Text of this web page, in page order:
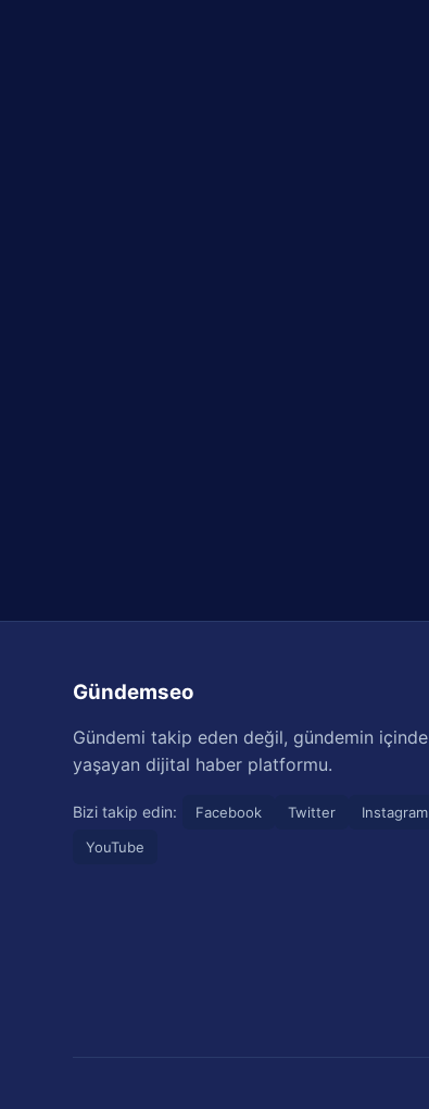
Gündemseo
Gündemi takip eden değil, gündemin içinde
yaşayan dijital haber platformu.
Bizi takip edin: Facebook Twitter
Instagram
YouTube